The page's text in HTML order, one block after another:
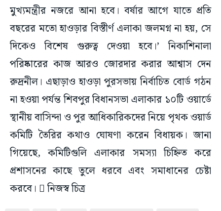
মুখ্যমন্ত্রীর নজরে আনা হবে। বর্ষার আগে যাতে প্রতি
বছরের মতো হাওড়ার বিস্তীর্ণ এলাকা জলমগ্ন না হয়, সে
দিকেও বিশেষ গুরুত্ব দেওয়া হবে।’ নিকাশিনালা
পরিষ্কারের কাজ আরও জোরদার করার আশ্বাস দেন
রুদ্রনীল। এছাড়াও হাওড়া পুরসভায় নির্বাচিত বোর্ড গঠন
না হওয়া পর্যন্ত শিবপুর বিধানসভা এলাকার ১০টি ওয়ার্ডে
স্থানীয় বাসিন্দা ও পুর আধিকারিকদের নিয়ে পৃথক ওয়ার্ড
কমিটি তৈরির কথাও ঘোষণা করেন বিধায়ক। জানা
গিয়েছে, কমিটিগুলি এলাকার সমস্যা চিহ্নিত করে
প্রশাসনের কাছে তুলে ধরবে এবং সমাধানের চেষ্টা
করবে।  নিজস্ব চিত্র